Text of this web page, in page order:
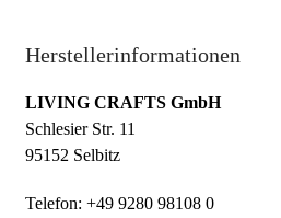
Herstellerinformationen
LIVING CRAFTS GmbH
Schlesier Str. 11
95152 Selbitz
Telefon: +49 9280 98108 0